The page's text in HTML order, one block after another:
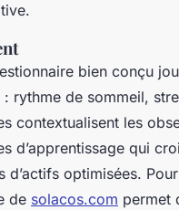
bien conçu
rythme de sommeil,
contextualisent les
d’apprentissage qui
optimisées.
de solacos.com permet